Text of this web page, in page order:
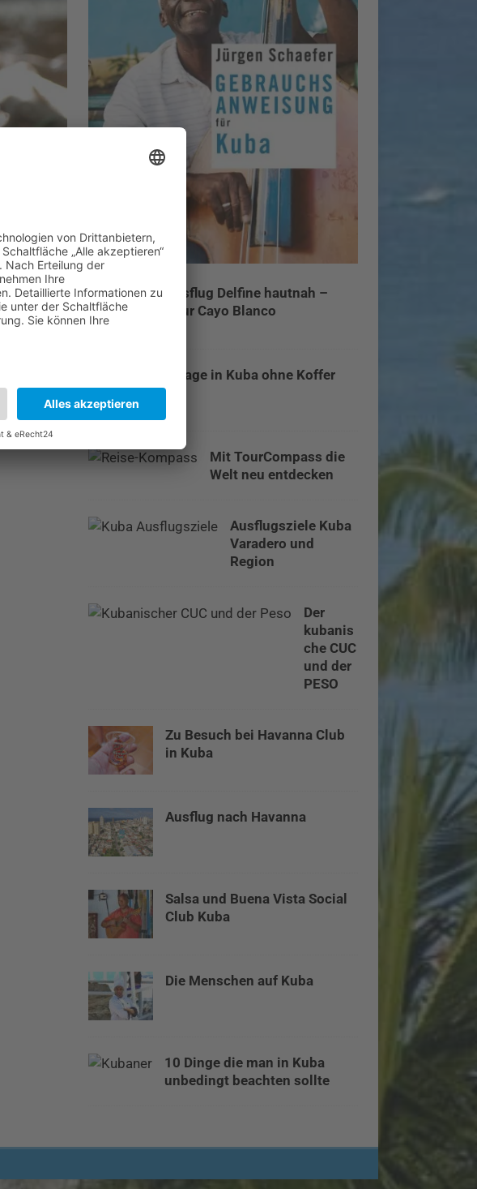
Ausflug Delfine hautnah –
Tour Cayo Blanco
5 Tage in Kuba ohne Koffer
Mit TourCompass die
Welt neu entdecken
Ausflugsziele Kuba
Varadero und
Region
Der
kubanis
che CUC
und der
PESO
Zu Besuch bei Havanna Club
in Kuba
Ausflug nach Havanna
Salsa und Buena Vista Social
Club Kuba
Die Menschen auf Kuba
10 Dinge die man in Kuba
unbedingt beachten sollte